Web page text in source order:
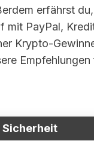
erfährst
mit PayPal,
Krypto-
Empfehlungen
Sicherheit